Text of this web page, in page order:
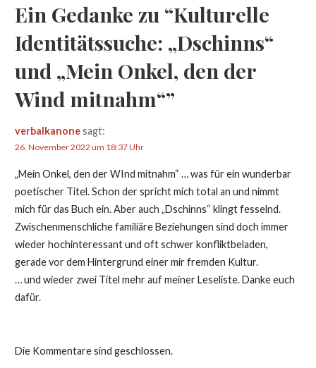
Ein Gedanke zu “Kulturelle
Identitätssuche: „Dschinns“
und „Mein Onkel, den der
Wind mitnahm“”
verbalkanonesagt:
26. November 2022 um 18:37 Uhr
„Mein Onkel, den der WInd mitnahm“ … was für ein wunderbar
poetischer Titel. Schon der spricht mich total an und nimmt
mich für das Buch ein. Aber auch „Dschinns“ klingt fesselnd.
Zwischenmenschliche familiäre Beziehungen sind doch immer
wieder hochinteressant und oft schwer konfliktbeladen,
gerade vor dem Hintergrund einer mir fremden Kultur.
… und wieder zwei Titel mehr auf meiner Leseliste. Danke euch
dafür.
Die Kommentare sind geschlossen.